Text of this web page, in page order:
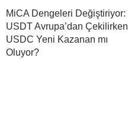
MiCA Dengeleri Değiştiriyor:
USDT Avrupa’dan Çekilirken
USDC Yeni Kazanan mı
Oluyor?